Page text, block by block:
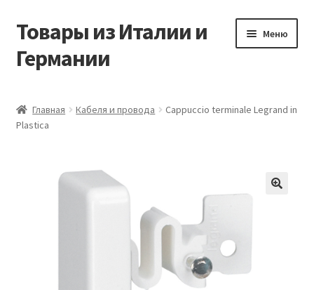
Перейти
навигации
Перейти
содержимому
Товары из Италии и
Германии
Меню
Виды доставки
Главная Кабеля и провода
Cappuccio terminale Legrand in
Plastica